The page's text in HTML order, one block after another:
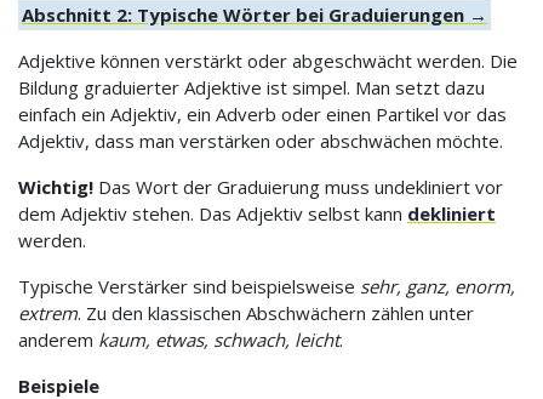
Abschnitt 2: Typische Wörter bei Graduierungen →
Adjektive können verstärkt oder abgeschwächt werden. Die
Bildung graduierter Adjektive ist simpel. Man setzt dazu
einfach ein Adjektiv, ein Adverb oder einen Partikel vor das
Adjektiv, dass man verstärken oder abschwächen möchte.
Wichtig! Das Wort der Graduierung muss undekliniert vor
dem Adjektiv stehen. Das Adjektiv selbst kann dekliniert
werden.
Typische Verstärker sind beispielsweise sehr, ganz, enorm,
extrem. Zu den klassischen Abschwächern zählen unter
anderem kaum, etwas, schwach, leicht.
Beispiele